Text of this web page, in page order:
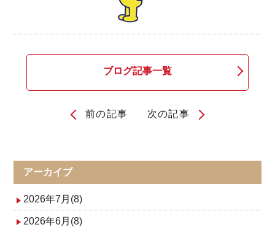
ブログ記事一覧
ナ
ビ
ゲ
前の記事 次の記事
アーカイブ
2026年7月(8)
2026年6月(8)